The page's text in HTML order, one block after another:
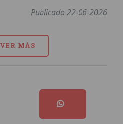
Publicado 22-06-2026
VER MÁS